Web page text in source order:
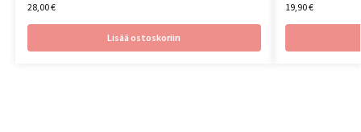
28,00€
Lisää ostoskoriin
19,90€